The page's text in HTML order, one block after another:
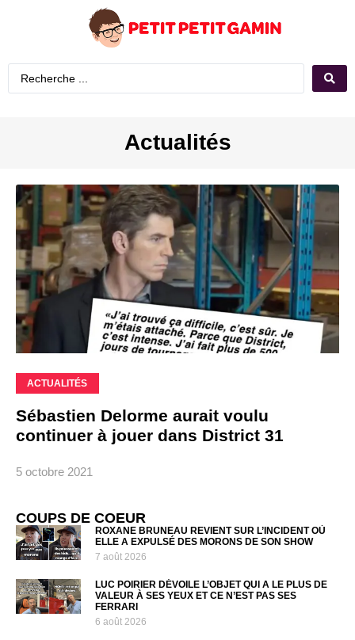
Actualités
ACTUALITÉS
Sébastien Delorme aurait voulu
continuer à jouer dans District 31
5 octobre 2021
COUPS DE COEUR
ROXANE BRUNEAU REVIENT SUR L’INCIDENT OÙ
ELLE A EXPULSÉ DES MORONS DE SON SHOW
7 août 2026
LUC POIRIER DÉVOILE L’OBJET QUI A LE PLUS DE
VALEUR À SES YEUX ET CE N’EST PAS SES
FERRARI
6 août 2026